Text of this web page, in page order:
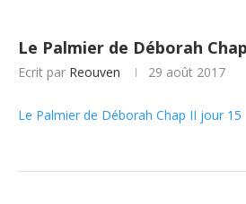
Le Palmier de Déborah
Ecrit par Reouven 29 août 2017
Le Palmier de Déborah Chap II jour 15